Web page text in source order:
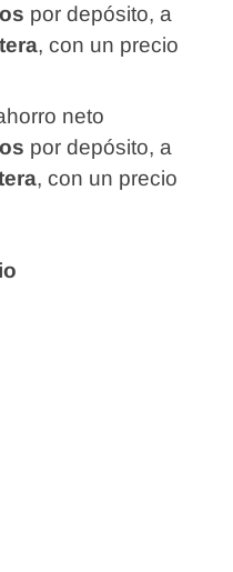
por depósito, a
, con un precio
neto
por depósito, a
, con un precio